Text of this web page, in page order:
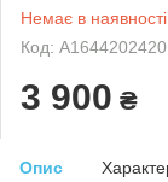
Немає в наявності
Код: A1644202420
3 900 ₴
Опис